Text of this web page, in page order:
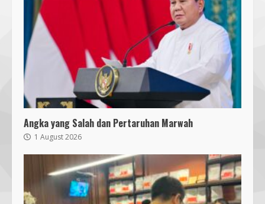
Angka yang Salah dan Pertaruhan Marwah
1 August 2026